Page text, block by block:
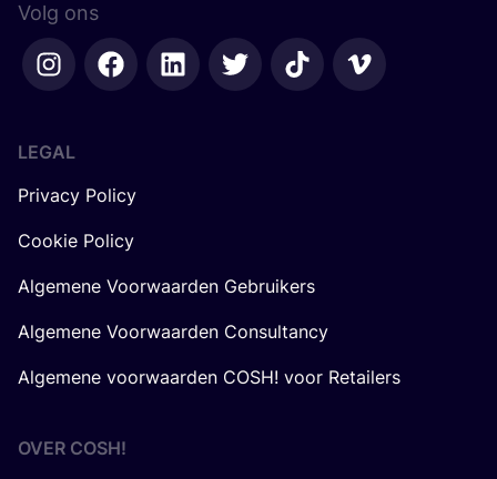
Volg ons
LEGAL
Privacy Policy
Cookie Policy
Algemene Voorwaarden Gebruikers
Algemene Voorwaarden Consultancy
Algemene voorwaarden COSH! voor Retailers
OVER COSH!